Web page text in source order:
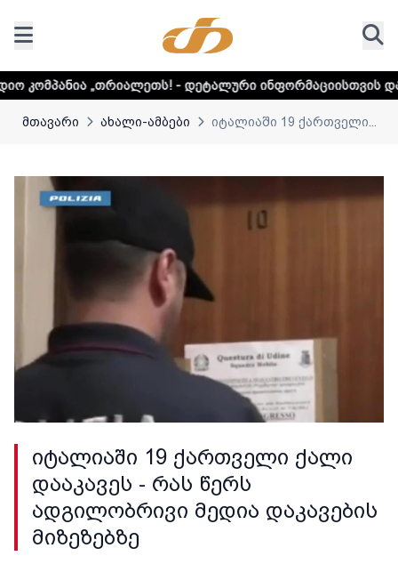
- დეტალური ინფორმაციისთვის დააკლიკეთ ლინკს
მთავარი ახალი-ამბები იტალიაში 19 ქართველი...
იტალიაში 19 ქართველი ქალი
დააკავეს - რას წერს
ადგილობრივი მედია დაკავების
მიზეზებზე